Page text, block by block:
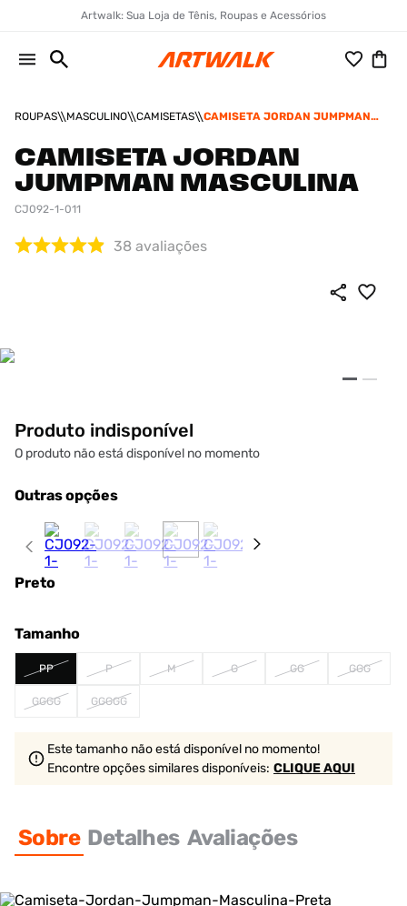
Artwalk: Sua Loja de Tênis, Roupas e Acessórios
ROUPAS MASCULINO CAMISETAS
CAMISETA JORDAN JUMPMAN
CAMISETA JORDAN
JUMPMAN MASCULINA
CJ092-1-011
38 avaliações
Produto indisponível
O produto não está disponível no momento
Outras opções
Preto
Tamanho
PP P M G GG GGG
GGGG GGGGG
Este tamanho não está disponível no momento!
Encontre opções similaresdisponíveis: CLIQUE AQUI
Sobre Detalhes Avaliações